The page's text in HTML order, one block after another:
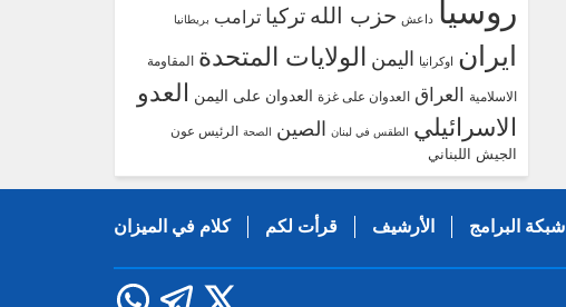
روسيا داعش حزب الله تركيا ترامب بريطانيا
ايران اوكرانيا اليمن الولايات المتحدة المقاومة
الاسلامية العراق العدوان على غزة العدوان على اليمن العدو
الاسرائيلي الطقس في لبنان الصين الصحة الرئيس عون
الجيش اللبناني
شبكة البرامج الأرشيف قرأت لكم كلام في الميزان